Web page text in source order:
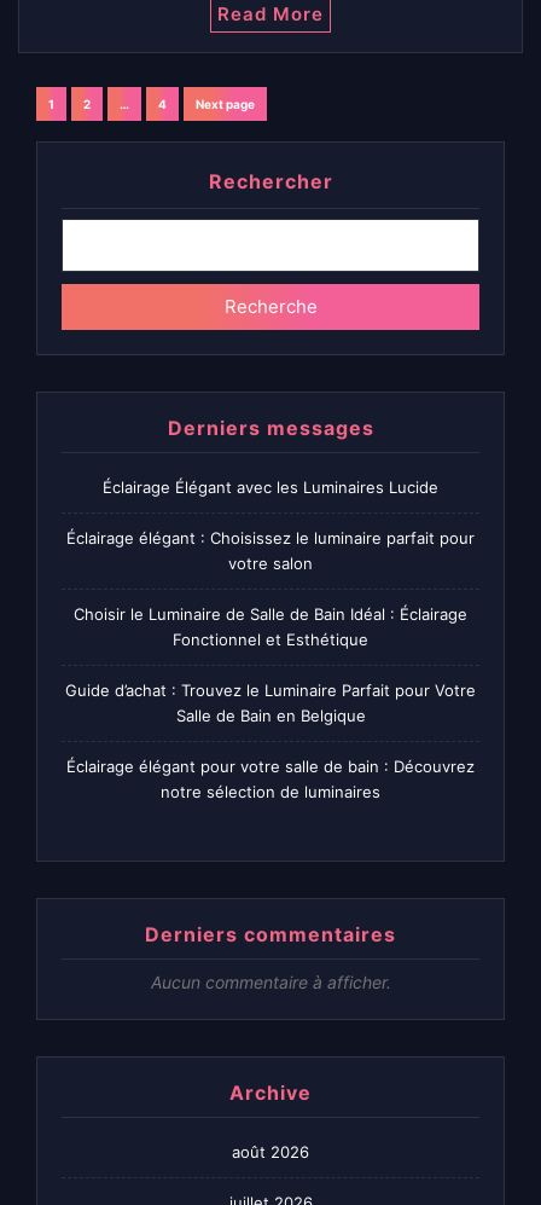
Read More
Navigation
des
Page
1 Page
2 … Page
4 Next page
Rechercher
Recherche
Derniers messages
Éclairage Élégant avec les Luminaires Lucide
Éclairage élégant : Choisissez le luminaire parfait pour
votre salon
Choisir le Luminaire de Salle de Bain Idéal : Éclairage
Fonctionnel et Esthétique
Guide d’achat : Trouvez le Luminaire Parfait pour Votre
Salle de Bain en Belgique
Éclairage élégant pour votre salle de bain : Découvrez
notre sélection de luminaires
Derniers commentaires
Aucun commentaire à afficher.
Archive
août 2026